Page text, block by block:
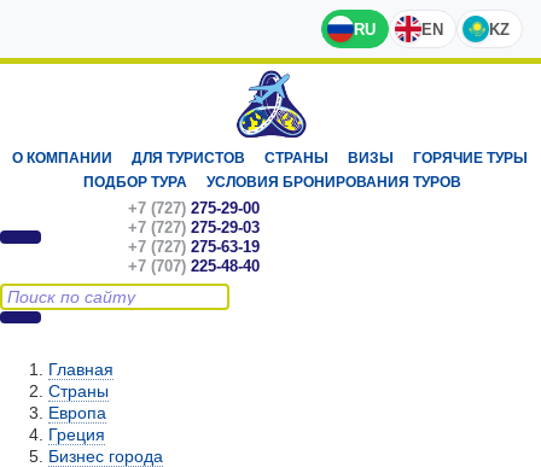
RU EN KZ
О КОМПАНИИ ДЛЯ ТУРИСТОВ СТРАНЫ ВИЗЫ
ГОРЯЧИЕ ТУРЫ
ПОДБОР ТУРА
УСЛОВИЯ БРОНИРОВАНИЯ ТУРОВ
+7 (727) 275-29-00
+7 (727) 275-29-03
+7 (727) 275-63-19
+7 (707) 225-48-40
Главная
Страны
Европа
Греция
Бизнес города